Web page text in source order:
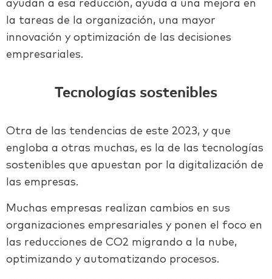
ayudan a esa reducción, ayuda a una mejora en
la tareas de la organización, una mayor
innovación y optimización de las decisiones
empresariales.
Tecnologías sostenibles
Otra de las tendencias de este 2023, y que
engloba a otras muchas, es la de las tecnologías
sostenibles que apuestan por la digitalización de
las empresas.
Muchas empresas realizan cambios en sus
organizaciones empresariales y ponen el foco en
las reducciones de CO2 migrando a la nube,
optimizando y automatizando procesos.